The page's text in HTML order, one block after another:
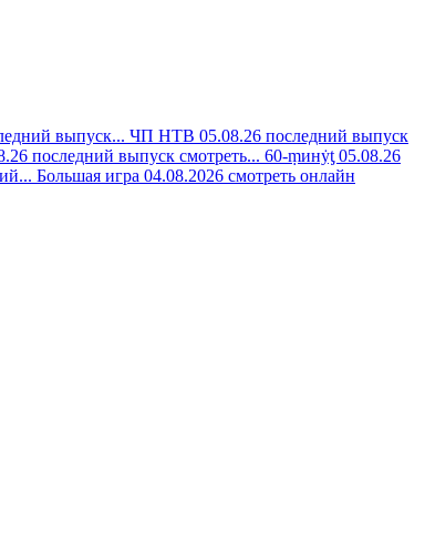
выпуск... ЧП НТВ 05.08.26 последний выпуск
последний выпуск смотреть... 60-ṃинẏƫ 05.08.26
Большая игра 04.08.2026 смотреть онлайн